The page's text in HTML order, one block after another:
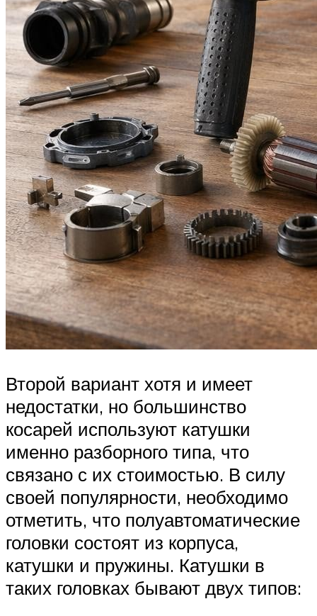
Второй вариант хотя и имеет
недостатки, но большинство
косарей используют катушки
именно разборного типа, что
связано с их стоимостью. В силу
своей популярности, необходимо
отметить, что полуавтоматические
головки состоят из корпуса,
катушки и пружины. Катушки в
таких головках бывают двух типов: